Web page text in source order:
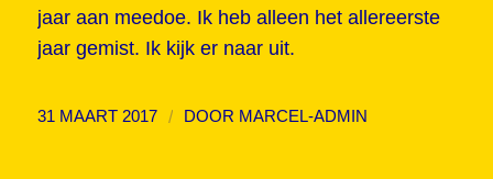
jaar aan meedoe. Ik heb alleen het allereerste
jaar gemist. Ik kijk er naar uit.
31 MAART 2017 / DOOR MARCEL-ADMIN